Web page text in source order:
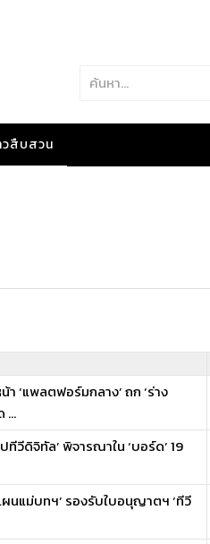
วสืบสวน
‘แพลตฟอร์มกลาง’ ถก ‘ร่าง
...
วีดิจิทัล’ พิจารณาใน ‘บอร์ด’ 19
ผนแม่บทฯ’ รองรับใบอนุญาตฯ ‘ทีวี